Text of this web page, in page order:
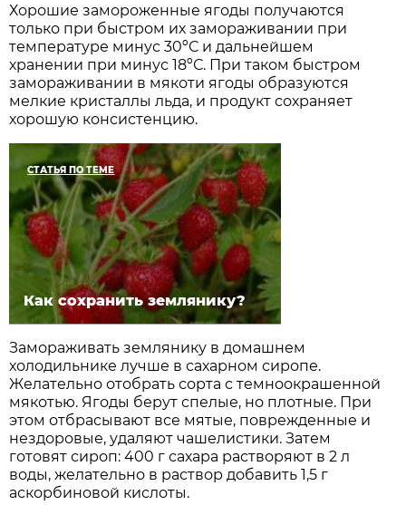
Хорошие замороженные ягоды получаются
только при быстром их замораживании при
температуре минус 30ºС и дальнейшем
хранении при минус 18ºС. При таком быстром
замораживании в мякоти ягоды образуются
мелкие кристаллы льда, и продукт сохраняет
хорошую консистенцию.
СТАТЬЯ ПО ТЕМЕ
Как сохранить землянику?
Замораживать землянику в домашнем
холодильнике лучше в сахарном сиропе.
Желательно отобрать сорта с темноокрашенной
мякотью. Ягоды берут спелые, но плотные. При
этом отбрасывают все мятые, поврежденные и
нездоровые, удаляют чашелистики. Затем
готовят сироп: 400 г сахара растворяют в 2 л
воды, желательно в раствор добавить 1,5 г
аскорбиновой кислоты.